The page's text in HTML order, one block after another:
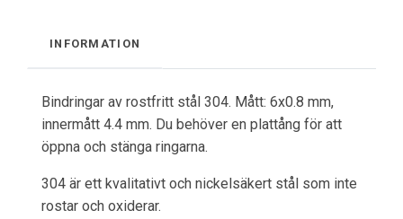
INFORMATION
Bindringar av rostfritt stål 304. Mått: 6x0.8 mm,
innermått 4.4 mm. Du behöver en plattång för att
öppna och stänga ringarna.
304 är ett kvalitativt och nickelsäkert stål som inte
rostar och oxiderar.